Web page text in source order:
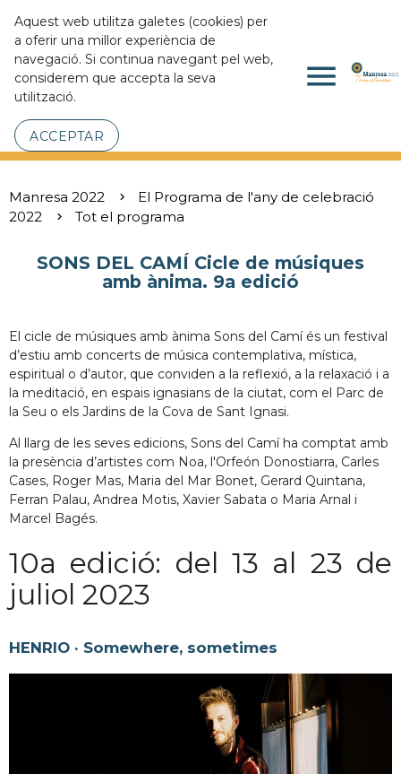
Aquest web utilitza galetes (cookies) per
a oferir una millor experiència de
navegació. Si continua navegant pel web,
considerem que accepta la seva
utilització.
ACCEPTAR
menu
Manresa 2022
El Programa de l'any de celebració
2022
Tot el programa
SONS DEL CAMÍ Cicle de músiques
amb ànima. 9a edició
El cicle de músiques amb ànima Sons del Camí és un festival
d’estiu amb concerts de música contemplativa, mística,
espiritual o d’autor, que conviden a la reflexió, a la relaxació i a
la meditació, en espais ignasians de la ciutat, com el Parc de
la Seu o els Jardins de la Cova de Sant Ignasi.
Al llarg de les seves edicions, Sons del Camí ha comptat amb
la presència d’artistes com Noa, l'Orfeón Donostiarra, Carles
Cases, Roger Mas, Maria del Mar Bonet, Gerard Quintana,
Ferran Palau, Andrea Motis, Xavier Sabata o Maria Arnal i
Marcel Bagés.
10a edició: del 13 al 23 de
juliol 2023
HENRIO · Somewhere, sometimes